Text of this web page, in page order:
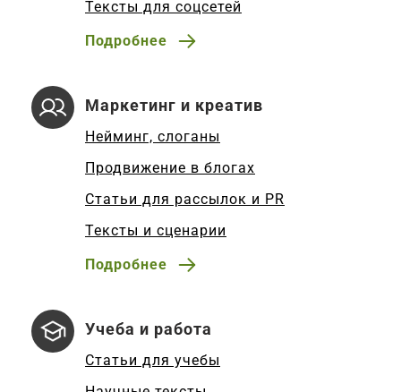
Тексты для соцсетей
Подробнее
Маркетинг и креатив
Нейминг, слоганы
Продвижение в блогах
Статьи для рассылок и PR
Тексты и сценарии
Подробнее
Учеба и работа
Статьи для учебы